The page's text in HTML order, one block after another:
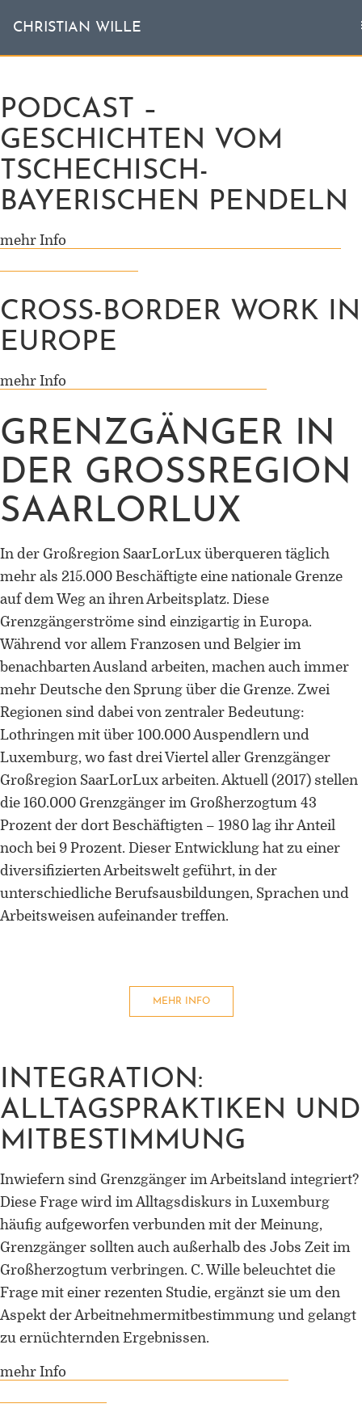
Themen
L'invité
Grenzforschung an der Universität
Leiter des Interdisziplinären
Kompetenzzentrums „UniGR-
for Border Studies“
Stv. Leiter des trinationalen Master
Border Studies
Forschung zu Raum-, Identitäts-,
Praxis-, Grenztheorien und
vergrenzten Lebenswelten
Gründungsmitglied der
Arbeitsgruppen „Cultural Border
Studies” (KWG), „Bordertextures”
(UniGR-CBS) und „LABOR
Gutachter für internationale
Fachzeitschriften und
„Border Studies. Cultures, Spaces,
Orders” (Nomos)
Universität Frankfurt (Oder),
Universität Lothringen, Universität
des Saarlandes und Universität
Duisburg-Essen
Doppelpromotion an der Universität
des Saarlandes und Universität
Luxemburg
CHRISTIAN WILLE
PODCAST –
GESCHICHTEN VOM
TSCHECHISCH-
BAYERISCHEN PENDELN
mehr Info
CROSS-BORDER WORK IN
EUROPE
mehr Info
GRENZGÄNGER IN
DER GROSSREGION S
AARLORLUX
In der Großregion SaarLorLux überqueren täglich
mehr als 215.000 Beschäftigte eine nationale Grenze
auf dem Weg an ihren Arbeitsplatz. Diese
Grenzgängerströme sind einzigartig in Europa.
Während vor allem Franzosen und Belgier im
benachbarten Ausland arbeiten, machen auch immer
mehr Deutsche den Sprung über die Grenze. Zwei
Regionen sind dabei von zentraler Bedeutung:
Lothringen mit über 100.000 Auspendlern und
Luxemburg, wo fast drei Viertel aller Grenzgänger
Großregion SaarLorLux arbeiten. Aktuell (2017) stellen
die 160.000 Grenzgänger im Großherzogtum 43
Prozent der dort Beschäftigten – 1980 lag ihr Anteil
noch bei 9 Prozent. Dieser Entwicklung hat zu einer
diversifizierten Arbeitswelt geführt, in der
unterschiedliche Berufsausbildungen, Sprachen und
Arbeitsweisen aufeinander treffen.
MEHR INFO
INTEGRATION:
ALLTAGSPRAKTIKEN UND
MITBESTIMMUNG
Inwiefern sind Grenzgänger im Arbeitsland integriert?
Diese Frage wird im Alltagsdiskurs in Luxemburg
häufig aufgeworfen verbunden mit der Meinung,
Grenzgänger sollten auch außerhalb des Jobs Zeit im
Großherzogtum verbringen. C. Wille beleuchtet die
Frage mit einer rezenten Studie, ergänzt sie um den
Aspekt der Arbeitnehmermitbestimmung und gelangt
zu ernüchternden Ergebnissen.
mehr Info